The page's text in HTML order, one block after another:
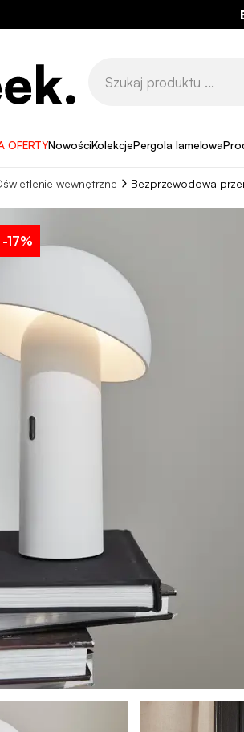
OFERTYNowościKolekcjePergola lamelowa
wewnętrzne Bezprzewodowa
17%